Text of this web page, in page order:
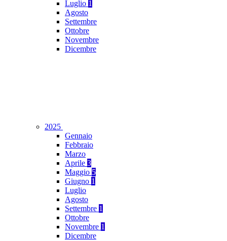
Luglio 1
Agosto
Settembre
Ottobre
Novembre
Dicembre
2025
Gennaio
Febbraio
Marzo
Aprile 3
Maggio 5
Giugno 1
Luglio
Agosto
Settembre 1
Ottobre
Novembre 1
Dicembre